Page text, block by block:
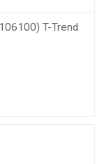
T-Trend